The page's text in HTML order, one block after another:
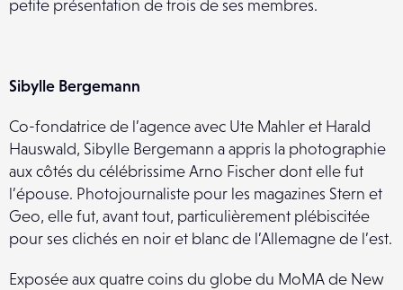
petite présentation de trois de ses membres.
Sibylle Bergemann
Co-fondatrice de l’agence avec Ute Mahler et Harald
Hauswald, Sibylle Bergemann a appris la photographie
aux côtés du célébrissime Arno Fischer dont elle fut
l’épouse. Photojournaliste pour les magazines Stern et
Geo, elle fut, avant tout, particulièrement plébiscitée
pour ses clichés en noir et blanc de l’Allemagne de l’est.
Exposée aux quatre coins du globe du MoMA de New